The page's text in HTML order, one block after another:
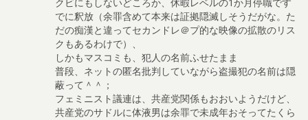
でに釈放（余罪含めて本来は証拠隠滅しそうだがな。た
だの痴漢と違ってセカンドレ＠プ的な映像の拡散のリス
クもあるわけで）、
しかもマスコミも、犯人の名前ふせたまま
普段、ネットの匿名批判していながら盗撮犯の名前は隠
蔽って＾＾；
フェミニスト議連は、共産党関係もおおいようだけど、
共産党のサドルに体液男は余罪で未成年おそってたくら